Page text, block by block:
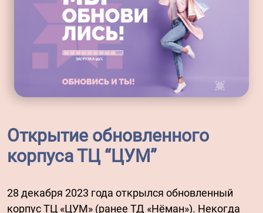
Открытие обновленного
корпуса ТЦ “ЦУМ”
28 декабря 2023 года открылся обновленный
корпус ТЦ «ЦУМ» (ранее ТД «Нёман»). Некогда